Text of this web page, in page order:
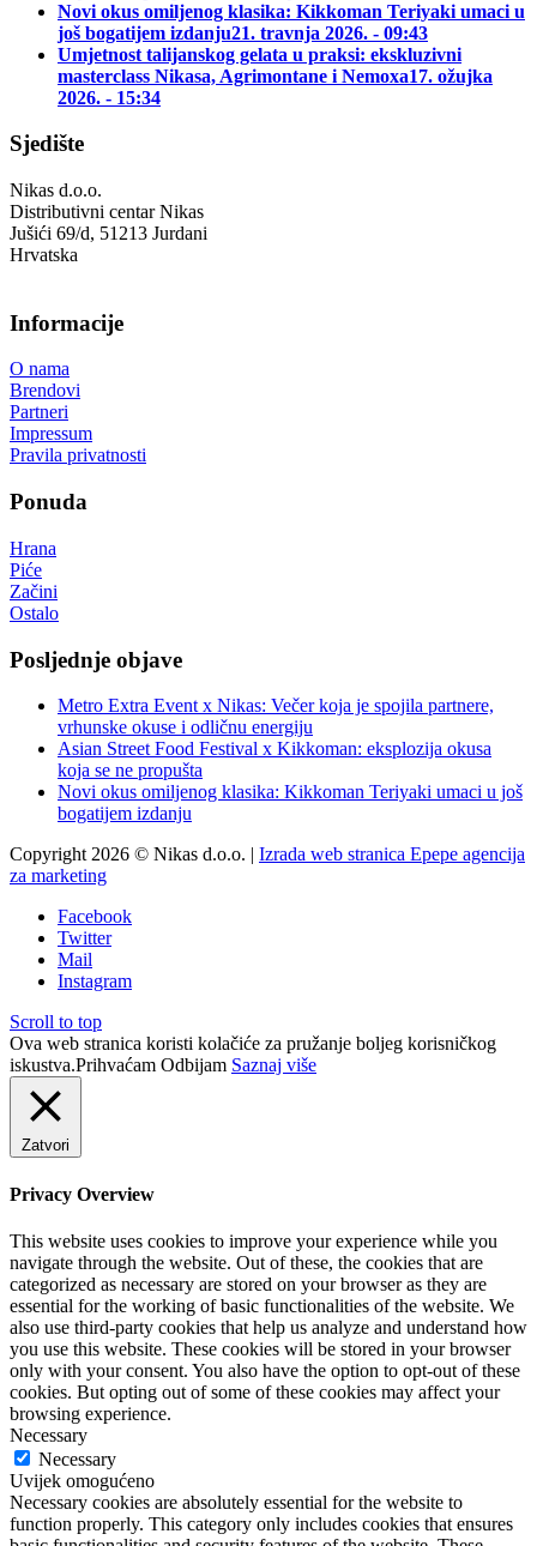
Novi okus omiljenog klasika: Kikkoman Teriyaki umaci u
još bogatijem izdanju21. travnja 2026. - 09:43
Umjetnost talijanskog gelata u praksi: ekskluzivni
masterclass Nikasa, Agrimontane i Nemoxa17. ožujka
2026. - 15:34
Sjedište
Nikas d.o.o.
Distributivni centar Nikas
Jušići 69/d, 51213 Jurdani
Hrvatska
Informacije
O nama
Brendovi
Partneri
Impressum
Pravila privatnosti
Ponuda
Hrana
Piće
Začini
Ostalo
Posljednje objave
Metro Extra Event x Nikas: Večer koja je spojila partnere,
vrhunske okuse i odličnu energiju
Asian Street Food Festival x Kikkoman: eksplozija okusa
koja se ne propušta
Novi okus omiljenog klasika: Kikkoman Teriyaki umaci u još
bogatijem izdanju
Copyright 2026 © Nikas d.o.o. | Izrada web stranica Epepe agencija
za marketing
Facebook
Twitter
Mail
Instagram
Scroll to top
Ova web stranica koristi kolačiće za pružanje boljeg korisničkog
iskustva.Prihvaćam Odbijam Saznaj više
Zatvori
Privacy Overview
This website uses cookies to improve your experience while you
navigate through the website. Out of these, the cookies that are
categorized as necessary are stored on your browser as they are
essential for the working of basic functionalities of the website. We
also use third-party cookies that help us analyze and understand how
you use this website. These cookies will be stored in your browser
only with your consent. You also have the option to opt-out of these
cookies. But opting out of some of these cookies may affect your
browsing experience.
Necessary
Necessary
Uvijek omogućeno
Necessary cookies are absolutely essential for the website to
function properly. This category only includes cookies that ensures